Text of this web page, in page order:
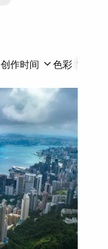
创作时间 色彩